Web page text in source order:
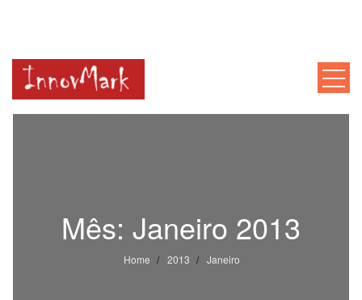
INNOVMARK
Mês: Janeiro 2013
Home 2013 Janeiro